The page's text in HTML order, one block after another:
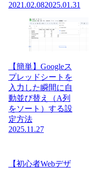
2021.02.082025.01.31
【簡単】Googleス
プレッドシートを
入力した瞬間に自
動並び替え（A列
をソート）する設
定方法
2025.11.27
【初心者Webデザ